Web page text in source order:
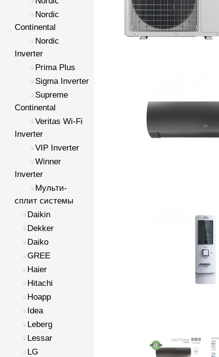
Nordic
Continental
Nordic
Inverter
Prima Plus
Sigma Inverter
Supreme
Continental
Veritas Wi-Fi
Inverter
VIP Inverter
Winner
Inverter
Мульти-
сплит системы
Daikin
Dekker
Daiko
GREE
Haier
Hitachi
Hoapp
Idea
Leberg
Lessar
LG